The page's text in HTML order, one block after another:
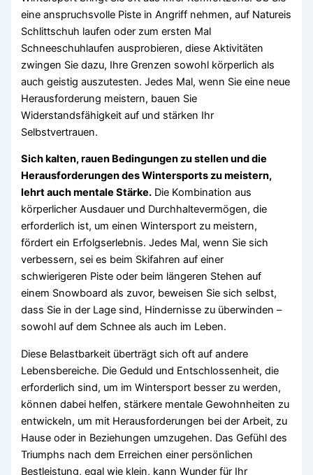
eine anspruchsvolle Piste in Angriff nehmen, auf Natureis
Schlittschuh laufen oder zum ersten Mal
Schneeschuhlaufen ausprobieren, diese Aktivitäten
zwingen Sie dazu, Ihre Grenzen sowohl körperlich als
auch geistig auszutesten. Jedes Mal, wenn Sie eine neue
Herausforderung meistern, bauen Sie
Widerstandsfähigkeit auf und stärken Ihr
Selbstvertrauen.
Sich kalten, rauen Bedingungen zu stellen und die
Herausforderungen des Wintersports zu meistern,
lehrt auch mentale Stärke. Die Kombination aus
körperlicher Ausdauer und Durchhaltevermögen, die
erforderlich ist, um einen Wintersport zu meistern,
fördert ein Erfolgserlebnis. Jedes Mal, wenn Sie sich
verbessern, sei es beim Skifahren auf einer
schwierigeren Piste oder beim längeren Stehen auf
einem Snowboard als zuvor, beweisen Sie sich selbst,
dass Sie in der Lage sind, Hindernisse zu überwinden –
sowohl auf dem Schnee als auch im Leben.
Diese Belastbarkeit überträgt sich oft auf andere
Lebensbereiche. Die Geduld und Entschlossenheit, die
erforderlich sind, um im Wintersport besser zu werden,
können dabei helfen, stärkere mentale Gewohnheiten zu
entwickeln, um mit Herausforderungen bei der Arbeit, zu
Hause oder in Beziehungen umzugehen. Das Gefühl des
Triumphs nach dem Erreichen einer persönlichen
Bestleistung, egal wie klein, kann Wunder für Ihr